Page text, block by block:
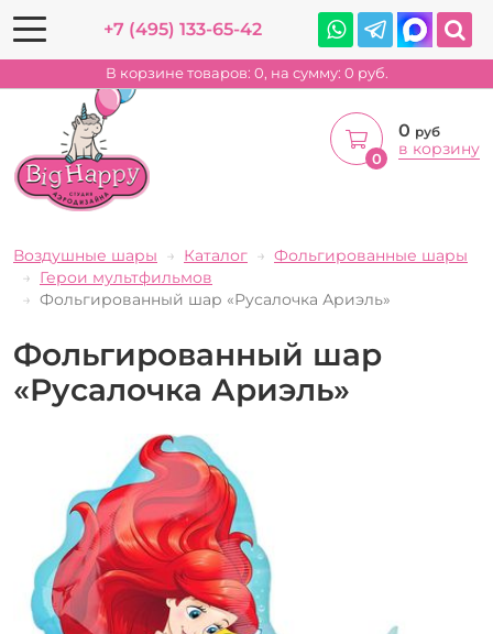
+7 (495) 133-65-42
В корзине товаров: 0, на сумму: 0 руб.
0
0 руб
в корзину
Воздушные шары Каталог
Фольгированные шары
Герои мультфильмов
Фольгированный шар «Русалочка Ариэль»
Фольгированный шар
«Русалочка Ариэль»